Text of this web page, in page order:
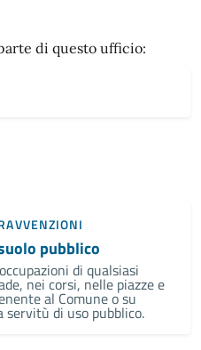
di questo ufficio:
pubblico
di qualsiasi
nei corsi, nelle piazze e
al Comune o su
di uso pubblico.